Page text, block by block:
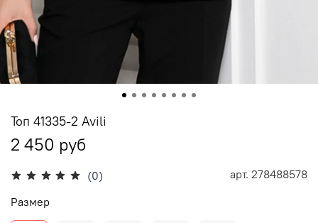
(0) арт. 278488578
Топ 41335-2 Avili
2 450 руб
Размер